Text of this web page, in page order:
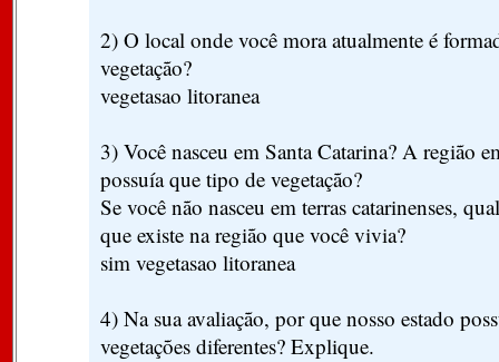
2) O local onde você mora atualmente é
vegetação?
vegetasao litoranea
3) Você nasceu em Santa Catarina? A região
possuía que tipo de vegetação?
Se você não nasceu em terras catarinenses,
que existe na região que você vivia?
sim vegetasao litoranea
4) Na sua avaliação, por que nosso estado
vegetações diferentes? Explique.